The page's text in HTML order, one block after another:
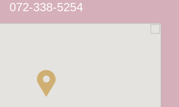
072-338-5254